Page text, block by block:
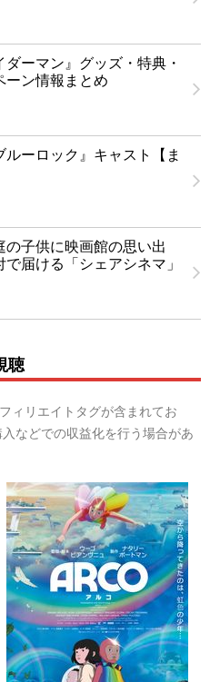
ダーマン』グッズ・特典・
ーン情報まとめ
ルーロック』キャスト【ま
の子供に映画館の思い出
で届ける「シェアシネマ」
聴
ィリエイトタグが含まれてお
などでの収益化を行う場合があ